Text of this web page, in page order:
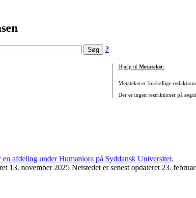
?
Hjælp til Metatekst:
Metatekst er forskellige
Der er ingen restriktioner på
13. november 2025 Netstedet er senest opdateret 23.